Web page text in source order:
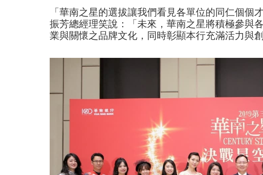
「華南之星的選拔讓我們看見各單位的同仁個
振芳總經理笑說：「未來，華南之星將積極參與
業與關懷之品牌文化，同時彰顯本行充滿活力與創